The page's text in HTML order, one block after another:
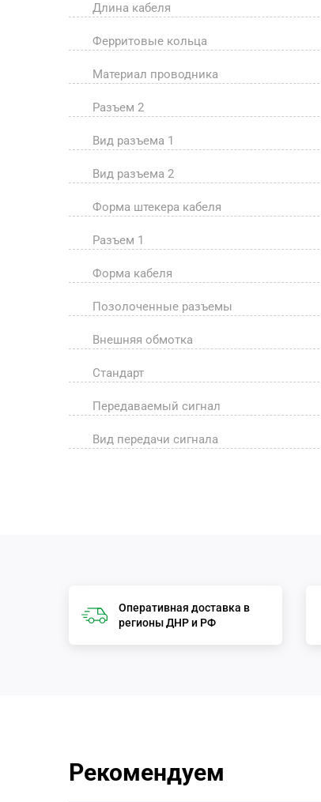
Длина кабеля
Ферритовые кольца
Материал проводника
Разъем 2
Вид разъема 1
Вид разъема 2
Форма штекера кабеля
Разъем 1
Форма кабеля
Позолоченные разъемы
Внешняя обмотка
Стандарт
Передаваемый сигнал
Вид передачи сигнала
Оперативная доставка в
регионы ДНР и РФ
Рекомендуем